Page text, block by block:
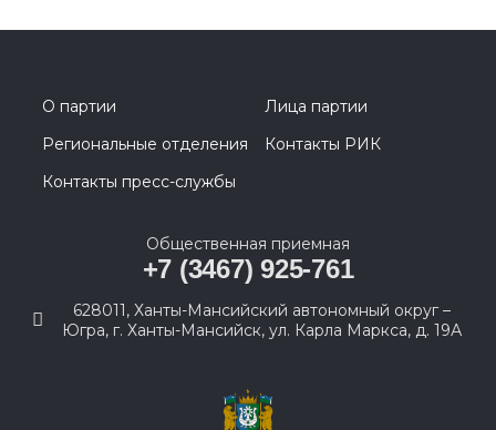
О партии
Лица партии
Региональные отделения
Контакты РИК
Контакты пресс-службы
Общественная приемная
+7 (3467) 925-761
628011, Ханты-Мансийский автономный округ –
Югра, г. Ханты-Мансийск, ул. Карла Маркса, д. 19А